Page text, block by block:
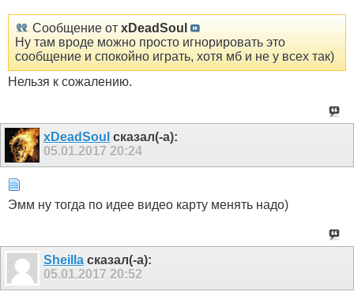
Сообщение от xDeadSoul
Ну там вроде можно просто игнорировать это
сообщение и спокойно играть, хотя мб и не у всех так)
Нельзя к сожалению.
xDeadSoul сказал(-а):
05.01.2017 20:24
Эмм ну тогда по идее видео карту менять надо)
Sheilla сказал(-а):
05.01.2017 20:52